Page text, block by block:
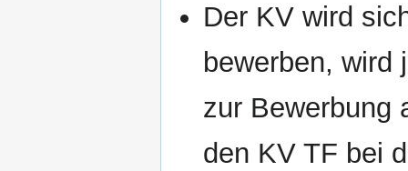
Der KV wird
bewerben, wird
zur Bewerbung
den KV TF bei